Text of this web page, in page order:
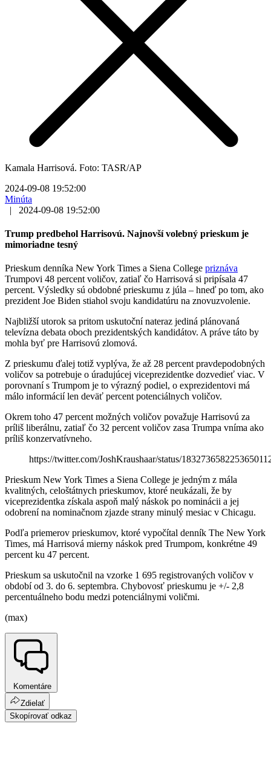
Kamala Harrisová. Foto: TASR/AP
2024-09-08 19:52:00
Minúta
|
2024-09-08 19:52:00
Trump predbehol Harrisovú. Najnovší volebný prieskum je
mimoriadne tesný
Prieskum denníka New York Times a Siena College priznáva
Trumpovi 48 percent voličov, zatiaľ čo Harrisová si pripísala 47
percent. Výsledky sú obdobné prieskumu z júla – hneď po tom, ako
prezident Joe Biden stiahol svoju kandidatúru na znovuzvolenie.
Najbližší utorok sa pritom uskutoční nateraz jediná plánovaná
televízna debata oboch prezidentských kandidátov. A práve táto by
mohla byť pre Harrisovú zlomová.
Z prieskumu ďalej totiž vyplýva, že až 28 percent pravdepodobných
voličov sa potrebuje o úradujúcej viceprezidentke dozvedieť viac. V
porovnaní s Trumpom je to výrazný podiel, o exprezidentovi má
málo informácií len deväť percent potenciálnych voličov.
Okrem toho 47 percent možných voličov považuje Harrisovú za
príliš liberálnu, zatiaľ čo 32 percent voličov zasa Trumpa vníma ako
príliš konzervatívneho.
https://twitter.com/JoshKraushaar/status/
Prieskum New York Times a Siena College je jedným z mála
kvalitných, celoštátnych prieskumov, ktoré neukázali, že by
viceprezidentka získala aspoň malý náskok po nominácii a jej
odobrení na nominačnom zjazde strany minulý mesiac v Chicagu.
Podľa priemerov prieskumov, ktoré vypočítal denník The New York
Times, má Harrisová mierny náskok pred Trumpom, konkrétne 49
percent ku 47 percent.
Prieskum sa uskutočnil na vzorke 1 695 registrovaných voličov v
období od 3. do 6. septembra. Chybovosť prieskumu je +/- 2,8
percentuálneho bodu medzi potenciálnymi voličmi.
(max)
Komentáre
Zdielať
Skopírovať odkaz